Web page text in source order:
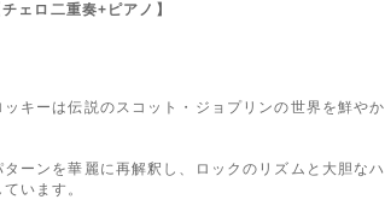
チェロ二重奏+ピアノ】
キーは伝説のスコット・ジョプリンの世界を鮮やか
ーンを華麗に再解釈し、ロックのリズムと大胆なハ
います。